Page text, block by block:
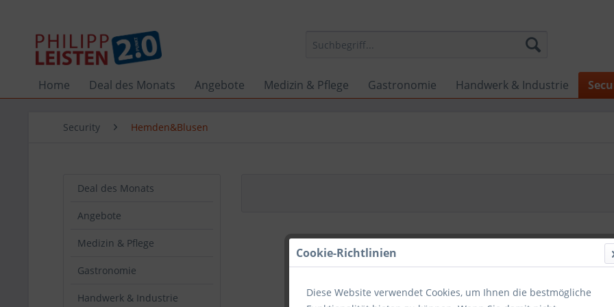
Home Deal des Monats Angebote Medizin & Pflege Gastronomie Handwerk & Industrie
Security Hemden&Blusen
Deal des Monats
Angebote
Medizin & Pflege
Gastronomie
Handwerk & Industrie
Cookie-Richtlinien
Diese Website verwendet Cookies, um Ihnen die bestmögliche